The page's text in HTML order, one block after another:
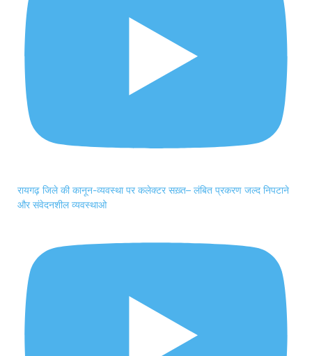
रायगढ़ जिले की कानून-व्यवस्था पर कलेक्टर सख़्त– लंबित प्रकरण जल्द निपटाने
और संवेदनशील व्यवस्थाओ